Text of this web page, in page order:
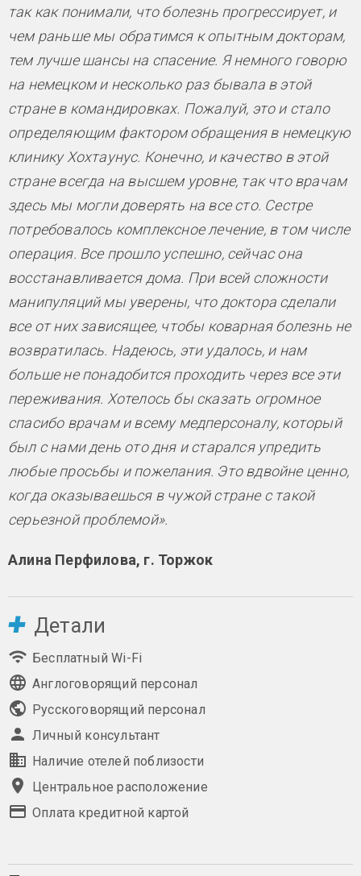
так как понимали, что болезнь прогрессирует, и
чем раньше мы обратимся к опытным докторам,
тем лучше шансы на спасение. Я немного говорю
на немецком и несколько раз бывала в этой
стране в командировках. Пожалуй, это и стало
определяющим фактором обращения в немецкую
клинику Хохтаунус. Конечно, и качество в этой
стране всегда на высшем уровне, так что врачам
здесь мы могли доверять на все сто. Сестре
потребовалось комплексное лечение, в том числе
операция. Все прошло успешно, сейчас она
восстанавливается дома. При всей сложности
манипуляций мы уверены, что доктора сделали
все от них зависящее, чтобы коварная болезнь не
возвратилась. Надеюсь, эти удалось, и нам
больше не понадобится проходить через все эти
переживания. Хотелось бы сказать огромное
спасибо врачам и всему медперсоналу, который
был с нами день ото дня и старался упредить
любые просьбы и пожелания. Это вдвойне ценно,
когда оказываешься в чужой стране с такой
серьезной проблемой».
Алина Перфилова, г. Торжок
Детали
Бесплатный Wi-Fi
Англоговорящий персонал
Русскоговорящий персонал
Личный консультант
Наличие отелей поблизости
Центральное расположение
Оплата кредитной картой